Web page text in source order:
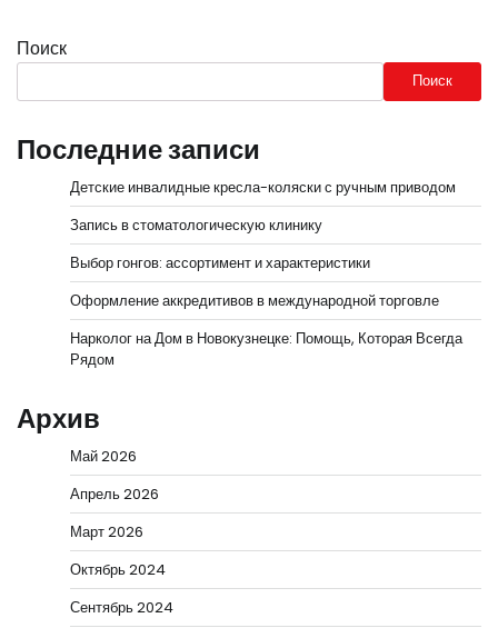
Поиск
Поиск
Последние записи
Детские инвалидные кресла-коляски с ручным приводом
Запись в стоматологическую клинику
Выбор гонгов: ассортимент и характеристики
Оформление аккредитивов в международной торговле
Нарколог на Дом в Новокузнецке: Помощь, Которая Всегда
Рядом
Архив
Май 2026
Апрель 2026
Март 2026
Октябрь 2024
Сентябрь 2024